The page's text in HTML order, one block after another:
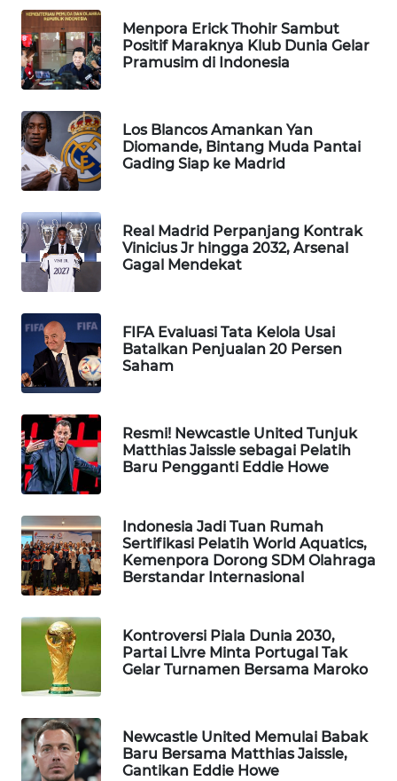
Menpora Erick Thohir Sambut
Positif Maraknya Klub Dunia Gelar
Pramusim di Indonesia
Los Blancos Amankan Yan
Diomande, Bintang Muda Pantai
Gading Siap ke Madrid
Real Madrid Perpanjang Kontrak
Vinicius Jr hingga 2032, Arsenal
Gagal Mendekat
FIFA Evaluasi Tata Kelola Usai
Batalkan Penjualan 20 Persen
Saham
Resmi! Newcastle United Tunjuk
Matthias Jaissle sebagai Pelatih
Baru Pengganti Eddie Howe
Indonesia Jadi Tuan Rumah
Sertifikasi Pelatih World Aquatics,
Kemenpora Dorong SDM Olahraga
Berstandar Internasional
Kontroversi Piala Dunia 2030,
Partai Livre Minta Portugal Tak
Gelar Turnamen Bersama Maroko
Newcastle United Memulai Babak
Baru Bersama Matthias Jaissle,
Gantikan Eddie Howe
PORTAL
KONSUMEN
FORWAMKI
ALPERKLINAS
FORJASIDA
TAMBANG
NEWS
SITUNGIR
SIDIKALANG
NEWS
SIBARAGAS
NEWS
METRO
NEWS
METRO
MEDAN
METRO
JAKARTA
NEWS
KRT
NEWS